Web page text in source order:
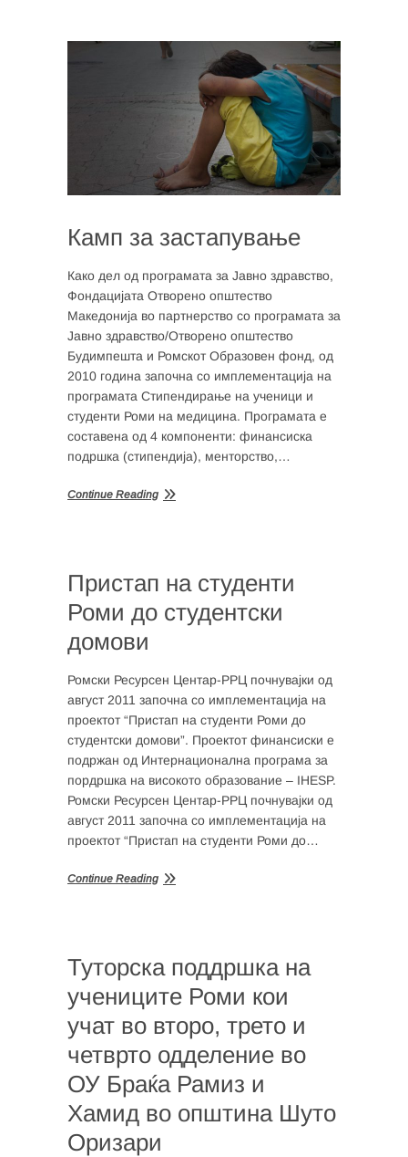
Камп за застапување
Како дел од програмата за Јавно здравство,
Фондацијата Отворено општество
Македонија во партнерство со програмата за
Јавно здравство/Отворено општество
Будимпешта и Ромскот Образовен фонд, од
2010 година започна со имплементација на
програмата Стипендирање на ученици и
студенти Роми на медицина. Програмата е
составена од 4 компоненти: финансиска
подршка (стипендија), менторство,…
Continue Reading
Пристап на студенти
Роми до студентски
домови
Ромски Ресурсен Центар-РРЦ почнувајки од
август 2011 започна со имплементација на
проектот “Пристап на студенти Роми до
студентски домови”. Проектот финансиски е
подржан од Интернационална програма за
пордршка на високото образование – IHESP.
Ромски Ресурсен Центар-РРЦ почнувајки од
август 2011 започна со имплементација на
проектот “Пристап на студенти Роми до…
Continue Reading
Туторска поддршка на
учениците Роми кои
учат во второ, трето и
четврто одделение во
ОУ Браќа Рамиз и
Хамид во општина Шуто
Оризари